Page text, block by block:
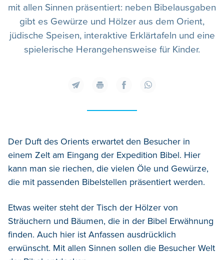
mit allen Sinnen präsentiert: neben Bibelausgaben
gibt es Gewürze und Hölzer aus dem Orient,
jüdische Speisen, interaktive Erklärtafeln und eine
spielerische Herangehensweise für Kinder.
Der Duft des Orients erwartet den Besucher in
einem Zelt am Eingang der Expedition Bibel. Hier
kann man sie riechen, die vielen Öle und Gewürze,
die mit passenden Bibelstellen präsentiert werden.
Etwas weiter steht der Tisch der Hölzer von
Sträuchern und Bäumen, die in der Bibel Erwähnung
finden. Auch hier ist Anfassen ausdrücklich
erwünscht. Mit allen Sinnen sollen die Besucher Welt